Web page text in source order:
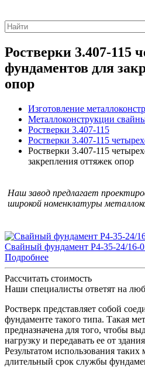
Ростверки 3.407-115
фундаментов для
опор
Изготовление
Металлоконструкции
Ростверки 3.407-115
Ростверки 3.407-115
Ростверки 3.407-115
закрепления оттяжек опор
Наш завод предлагает
широкой номенклатуры
Свайный фундамент Р4-35-24/16-0
Подробнее
Рассчитать стоимость
Наши специалисты ответят на
Ростверк представляет собой
фундаменте такого типа. Такая
предназначена для того, чтобы
нагрузку и передавать ее от
Результатом использования таких
длительный срок службы